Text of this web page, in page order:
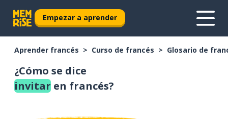
Empezar a aprender
Aprender francés Curso de francés Glosario de
¿Cómo se dice
invitar en francés?